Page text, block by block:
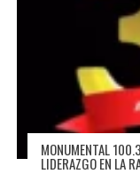
MONUMENTAL
LIDERAZGO EN LA